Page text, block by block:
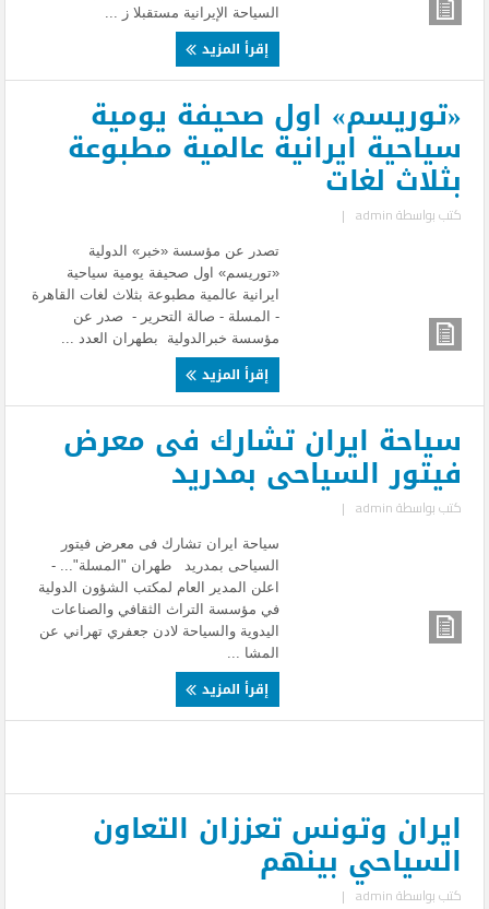
السياحة الإيرانية مستقبلا ز ...
إقرأ المزيد
«توریسم» اول صحیفة یومیة
سیاحیة ايرانية عالمیة مطبوعة
بثلاث لغات
كتب بواسطةadmin
|
تصدر عن مؤسسة «خبر» الدولية
«توریسم» اول صحیفة یومیة سیاحیة
ايرانية عالمیة مطبوعة بثلاث لغات القاهرة
- المسلة - صالة التحرير - صدر عن
مؤسسة خبرالدولیة بطهران العدد ...
إقرأ المزيد
سياحة ايران تشارك فى معرض
فيتور السياحى بمدريد
كتب بواسطةadmin
|
سياحة ايران تشارك فى معرض فيتور
السياحى بمدريد طهران "المسلة"... -
اعلن المدير العام لمكتب الشؤون الدولية
في مؤسسة التراث الثقافي والصناعات
اليدوية والسياحة لادن جعفري تهراني عن
المشا ...
إقرأ المزيد
ايران وتونس تعززان التعاون
السياحي بينهم
كتب بواسطةadmin
|